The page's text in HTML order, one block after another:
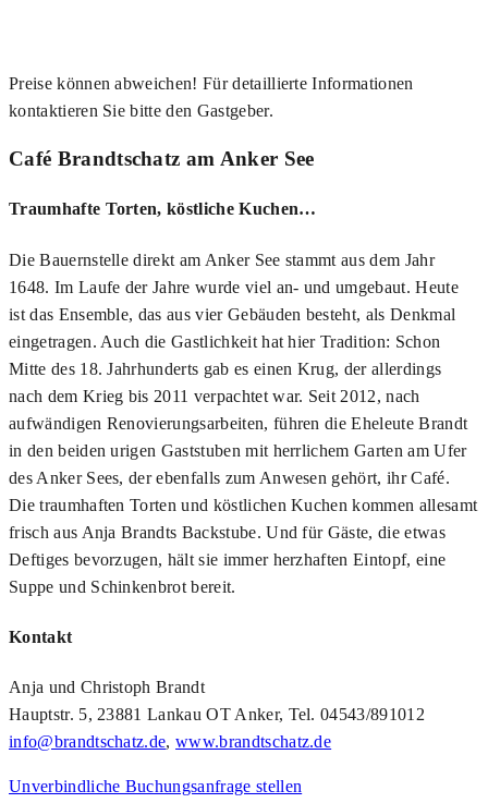
Preise können abweichen! Für detaillierte Informationen
kontaktieren Sie bitte den Gastgeber.
Café Brandtschatz am Anker See
Traumhafte Torten, köstliche Kuchen…
Die Bauernstelle direkt am Anker See stammt aus dem Jahr
1648. Im Laufe der Jahre wurde viel an- und umgebaut. Heute
ist das Ensemble, das aus vier Gebäuden besteht, als Denkmal
eingetragen. Auch die Gastlichkeit hat hier Tradition: Schon
Mitte des 18. Jahrhunderts gab es einen Krug, der allerdings
nach dem Krieg bis 2011 verpachtet war. Seit 2012, nach
aufwändigen Renovierungsarbeiten, führen die Eheleute Brandt
in den beiden urigen Gaststuben mit herrlichem Garten am Ufer
des Anker Sees, der ebenfalls zum Anwesen gehört, ihr Café.
Die traumhaften Torten und köstlichen Kuchen kommen allesamt
frisch aus Anja Brandts Backstube. Und für Gäste, die etwas
Deftiges bevorzugen, hält sie immer herzhaften Eintopf, eine
Suppe und Schinkenbrot bereit.
Kontakt
Anja und Christoph Brandt
Hauptstr. 5, 23881 Lankau OT Anker, Tel. 04543/891012
info@brandtschatz.de,www.brandtschatz.de
Unverbindliche Buchungsanfrage stellen